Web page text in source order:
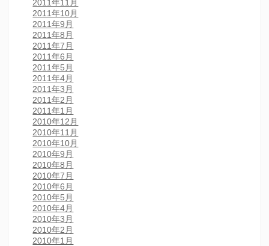
2011年11月
2011年10月
2011年9月
2011年8月
2011年7月
2011年6月
2011年5月
2011年4月
2011年3月
2011年2月
2011年1月
2010年12月
2010年11月
2010年10月
2010年9月
2010年8月
2010年7月
2010年6月
2010年5月
2010年4月
2010年3月
2010年2月
2010年1月